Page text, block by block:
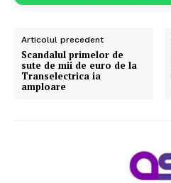
Articolul precedent
Scandalul primelor de
sute de mii de euro de la
Transelectrica ia
amploare